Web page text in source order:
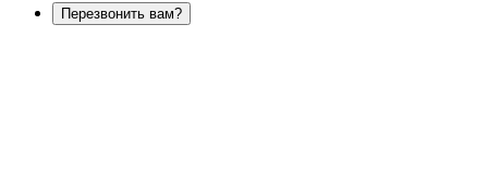
Перезвонить вам?